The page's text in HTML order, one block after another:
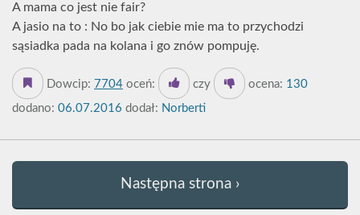
A mama co jest nie fair?
A jasio na to : No bo jak ciebie mie ma to przychodzi
sąsiadka pada na kolana i go znów pompuję.
Dowcip: 7704 oceń: czy ocena: 130
dodano: 06.07.2016 dodał: Norberti
Następna strona ›